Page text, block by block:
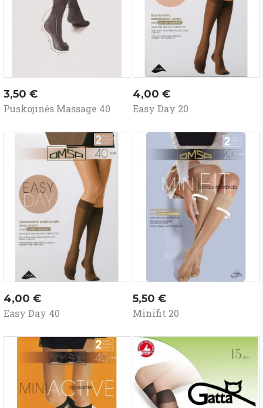
Kaina
3,50 €
Puskojinės Massage 40
Kaina
4,00 €
Easy Day 20
Kaina
4,00 €
Easy Day 40
Kaina
5,50 €
Minifit 20